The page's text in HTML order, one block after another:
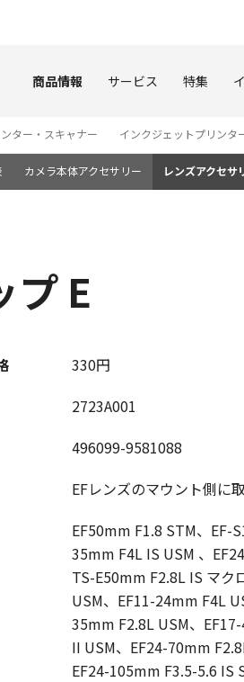
商品情報 サービス 特集
ター・スキャナー インクジェットプリンタ
カメラ本体アクセサリー レンズアクセサ
プ E
330円
2723A001
496099-9581088
EFレンズのマウント側に
EF50mm F1.8 STM、EF-
35mm F4L IS USM 、
TS-E50mm F2.8L IS マク
USM、EF11-24mm F4L
35mm F2.8L USM、
II USM、EF24-70mm
EF24-105mm F3.5-5.6 IS